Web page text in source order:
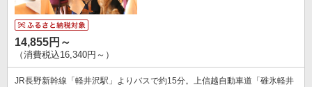
14,855円～
（消費税込16,340円～）
JR長野新幹線「軽井沢駅」よりバスで約15分。上信越自動車道「碓氷軽井